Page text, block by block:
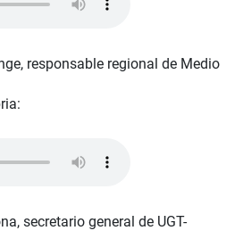
responsable regional de Medio
secretario general de UGT-